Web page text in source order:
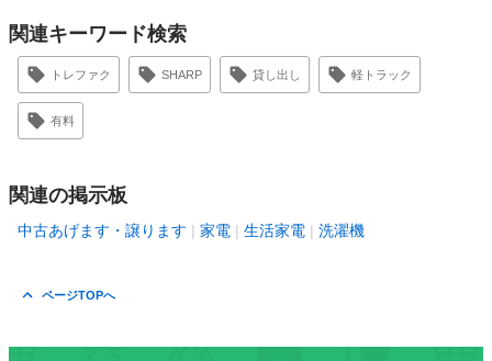
関連キーワード検索
トレファク SHARP 貸し出し 軽トラック
有料
関連の掲示板
中古あげます・譲ります 家電 生活家電 洗濯機
ページTOPへ